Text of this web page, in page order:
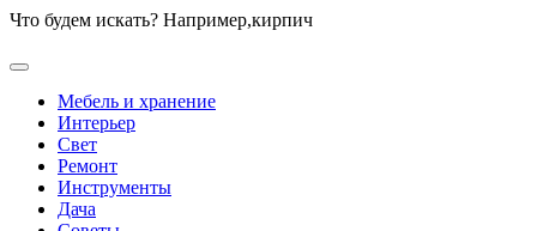
Что будем искать? Например,кирпич
Мебель и хранение
Интерьер
Свет
Ремонт
Инструменты
Дача